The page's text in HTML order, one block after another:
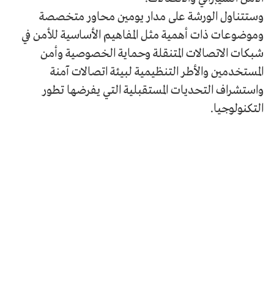
وستتناول الورشة على مدار يومين محاور متخصصة
وموضوعات ذات أهمية مثل المفاهيم الأساسية للأمن في
شبكات الاتصالات المتنقلة وحماية الخصوصية وأمن
المستخدمين والأطر التنظيمية لبيئة اتصالات آمنة
واستشراف التحديات المستقبلية التي يفرضها تطور
التكنولوجيا.